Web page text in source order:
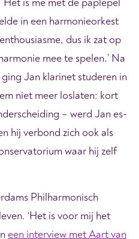
in een harmonieorkest
dus ik zat op
mee te spelen.’ Na
Jan klarinet studeren in
niet meer loslaten: kort
– werd Jan es-
hij verbond zich ook als
waar hij zelf
Philharmonisch
‘Het is voor mij het
een interview met Aart van